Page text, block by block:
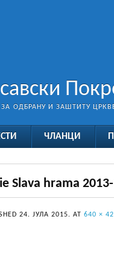
ЗА ОДБРАНУ И ЗАШТИТУ
ЧЛАНЦИ
Slava hrama 2013-
24. ЈУЛА 2015. AT 640 ×